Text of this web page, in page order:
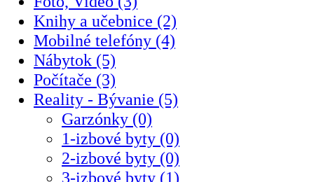
Knihy a učebnice (2)
Mobilné telefóny (4)
Nábytok (5)
Počítače (3)
Reality - Bývanie (5)
Garzónky (0)
1-izbové byty (0)
2-izbové byty (0)
3-izbové byty (1)